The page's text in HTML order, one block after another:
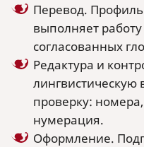
Перевод.
выполняет
согласованных
Редактура и
проверку:
нумерация.
Оформление.